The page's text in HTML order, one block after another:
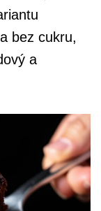
bez cukru,
a